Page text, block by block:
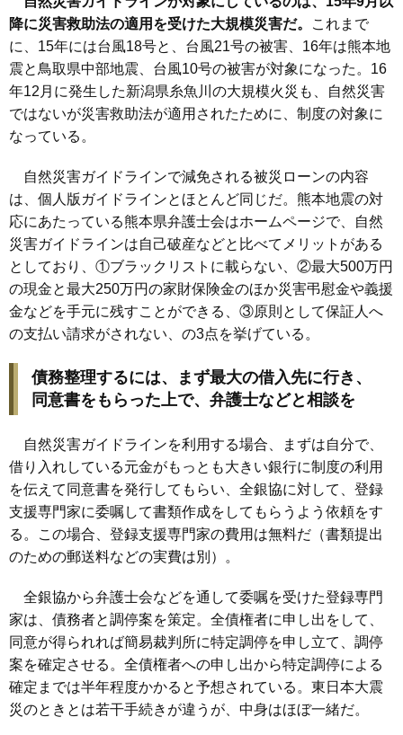
降に災害救助法の適用を受けた大規模災害だ。
これまで
に、15年には台風18号と、台風21号の被害、16年は熊本地
震と鳥取県中部地震、台風10号の被害が対象になった。16
年12月に発生した新潟県糸魚川の大規模火災も、自然災害
ではないが災害救助法が適用されたために、制度の対象に
なっている。
自然災害ガイドラインで減免される被災ローンの内容
は、個人版ガイドラインとほとんど同じだ。熊本地震の対
応にあたっている熊本県弁護士会はホームページで、自然
災害ガイドラインは自己破産などと比べてメリットがある
としており、①ブラックリストに載らない、②最大500万円
の現金と最大250万円の家財保険金のほか災害弔慰金や義援
金などを手元に残すことができる、③原則として保証人へ
の支払い請求がされない、の3点を挙げている。
債務整理するには、まず最大の借入先に行き、
同意書をもらった上で、弁護士などと相談を
自然災害ガイドラインを利用する場合、まずは自分で、
借り入れしている元金がもっとも大きい銀行に制度の利用
を伝えて同意書を発行してもらい、全銀協に対して、登録
支援専門家に委嘱して書類作成をしてもらうよう依頼をす
る。この場合、登録支援専門家の費用は無料だ（書類提出
のための郵送料などの実費は別）。
全銀協から弁護士会などを通して委嘱を受けた登録専門
家は、債務者と調停案を策定。全債権者に申し出をして、
同意が得られれば簡易裁判所に特定調停を申し立て、調停
案を確定させる。全債権者への申し出から特定調停による
確定までは半年程度かかると予想されている。東日本大震
災のときとは若干手続きが違うが、中身はほぼ一緒だ。